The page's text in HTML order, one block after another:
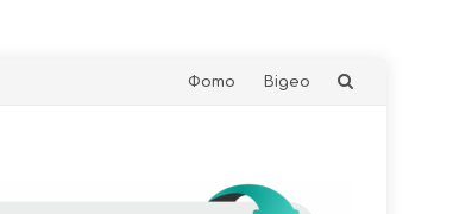
Skip
Фото Відео